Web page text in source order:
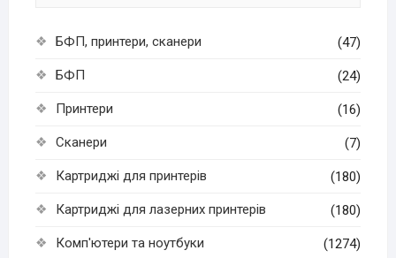
БФП, принтери, сканери (47)
БФП (24)
Принтери (16)
Сканери (7)
Картриджі для принтерів (180)
Картриджі для лазерних принтерів (180)
Комп'ютери та ноутбуки (1274)